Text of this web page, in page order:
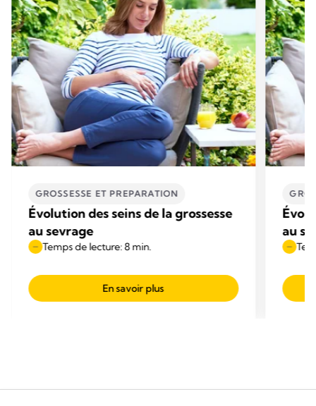
GROSSESSE ET PREPARATION
Évolution des seins de la grossesse
au sevrage
Temps de lecture: 8 min.
En savoir plus
au